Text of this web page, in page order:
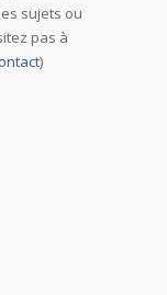
sujets ou
pas à
)